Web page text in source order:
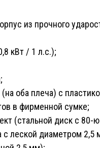
из прочного
кВт / 1 л.с.);
оба плеча) с
в фирменной сумке;
(стальной диск с 80-
леской диаметром 2,5